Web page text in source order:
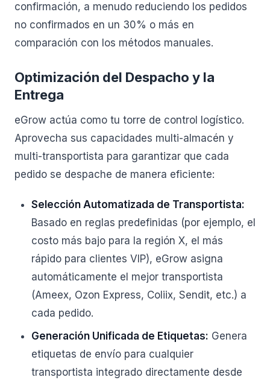
confirmación, a menudo reduciendo los pedidos
no confirmados en un 30% o más en
comparación con los métodos manuales.
Optimización del Despacho y la
Entrega
eGrow actúa como tu torre de control logístico.
Aprovecha sus capacidades multi-almacén y
multi-transportista para garantizar que cada
pedido se despache de manera eficiente:
Selección Automatizada de Transportista:
Basado en reglas predefinidas (por ejemplo, el
costo más bajo para la región X, el más
rápido para clientes VIP), eGrow asigna
automáticamente el mejor transportista
(Ameex, Ozon Express, Coliix, Sendit, etc.) a
cada pedido.
Generación Unificada de Etiquetas: Genera
etiquetas de envío para cualquier
transportista integrado directamente desde